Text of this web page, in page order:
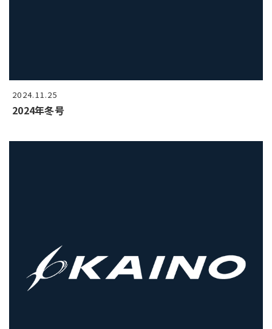
2024.11.25
2024年冬号